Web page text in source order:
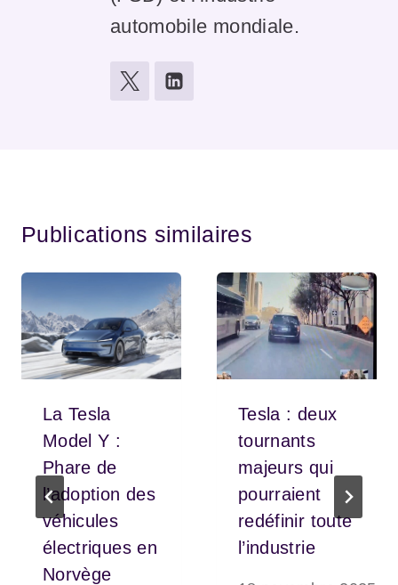
automobile mondiale.
Publications similaires
La Tesla
Model Y :
Phare de
l’adoption des
véhicules
électriques en
Norvège
Tesla : deux
tournants
majeurs qui
pourraient
redéfinir toute
l’industrie